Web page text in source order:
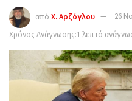
από Χ. Αρζόγλου
26
Χρόνος Ανάγνωσης:1 λεπτό